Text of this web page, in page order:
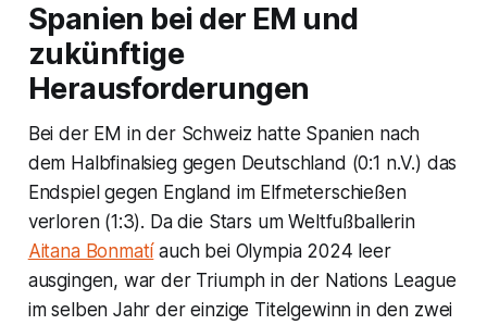
Spanien bei der EM und
zukünftige
Herausforderungen
Bei der EM in der Schweiz hatte Spanien nach
dem Halbfinalsieg gegen Deutschland (0:1 n.V.) das
Endspiel gegen England im Elfmeterschießen
verloren (1:3). Da die Stars um Weltfußballerin
Aitana Bonmatí auch bei Olympia 2024 leer
ausgingen, war der Triumph in der Nations League
im selben Jahr der einzige Titelgewinn in den zwei